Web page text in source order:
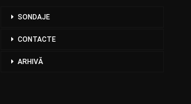
SONDAJE
CONTACTE
ARHIVĂ